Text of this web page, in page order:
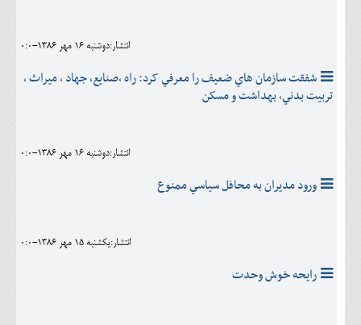
انتشار:دوشنبه 16 مهر 1386-0:0
شفقت سازمان هاي ضعيف را معرفي کرد: راه ،صنايع، جهاد ، ميراث ،
تربيت بدني، بهداشت و مسکن
انتشار:دوشنبه 16 مهر 1386-0:0
ورود مديران به محافل سياسي ممنوع
انتشار:يکشنبه 15 مهر 1386-0:0
رايحه خوش وحدت